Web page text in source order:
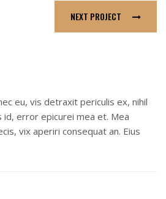
NEXT PROJECT
eu, vis detraxit periculis ex, nihil
id, error epicurei mea et. Mea
vix aperiri consequat an. Eius